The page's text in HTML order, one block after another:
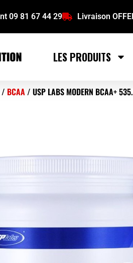
09 81 67 44 29 Livraison
LES PRODUITS
/ BCAA/ USP LABS MODERN BCAA+